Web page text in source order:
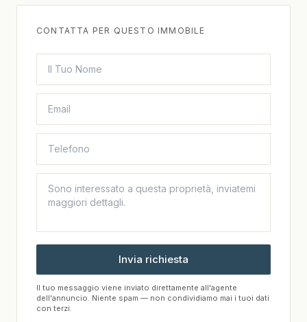
CONTATTA PER QUESTO IMMOBILE
Invia richiesta
Il tuo messaggio viene inviato direttamente all'agente
dell'annuncio. Niente spam — non condividiamo mai i tuoi dati
con terzi.